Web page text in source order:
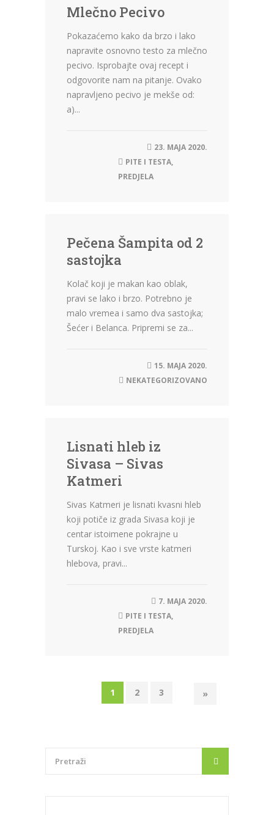
Mlečno Pecivo
Pokazaćemo kako da brzo i lako
napravite osnovno testo za mlečno
pecivo. Isprobajte ovaj recept i
odgovorite nam na pitanje. Ovako
napravljeno pecivo je mekše od:
a)...
23. MAJA 2020.
PITE I TESTA,
PREDJELA
Pečena Šampita od 2
sastojka
Kolač koji je makan kao oblak,
pravi se lako i brzo. Potrebno je
malo vremea i samo dva sastojka;
Šećer i Belanca. Pripremi se za...
15. MAJA 2020.
NEKATEGORIZOVANO
Lisnati hleb iz
Sivasa – Sivas
Katmeri
Sivas Katmeri je lisnati kvasni hleb
koji potiče iz grada Sivasa koji je
centar istoimene pokrajne u
Turskoj. Kao i sve vrste katmeri
hlebova, pravi...
7. MAJA 2020.
PITE I TESTA,
PREDJELA
1 2 3 »